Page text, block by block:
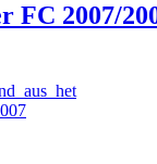
FC 2007/